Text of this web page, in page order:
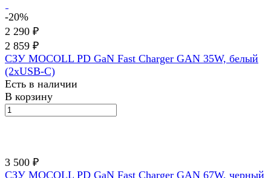
-20%
2 290 ₽
2 859 ₽
СЗУ MOCOLL PD GaN Fast Charger GAN 35W, белый
(2хUSB-C)
Есть в наличии
В корзину
3 500 ₽
СЗУ MOCOLL PD GaN Fast Charger GAN 67W, черный